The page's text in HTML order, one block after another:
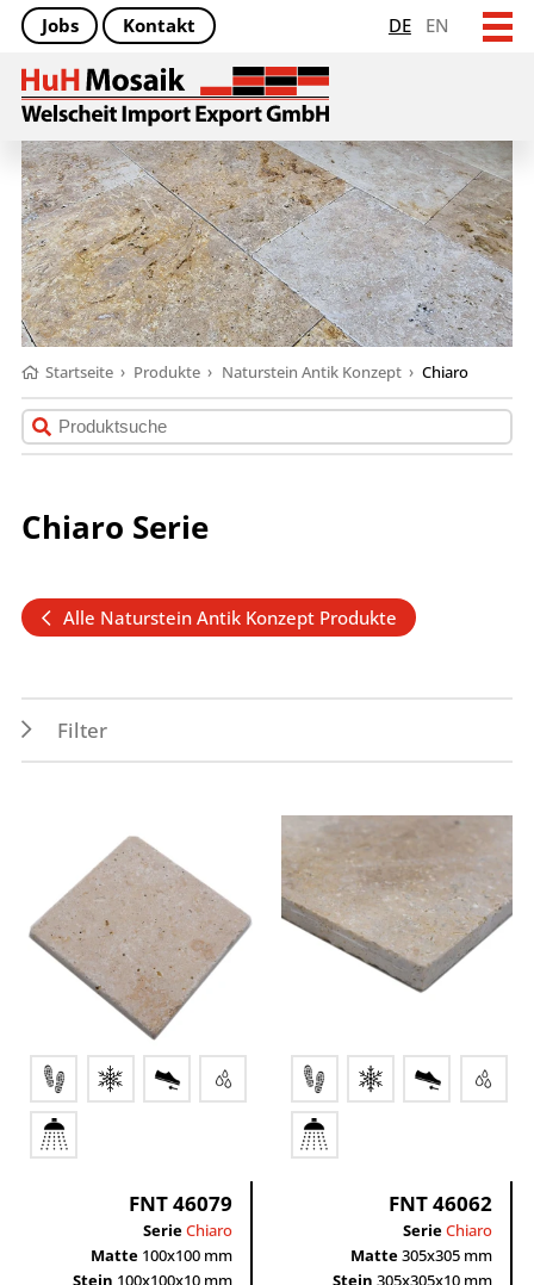
DE EN
Jobs Kontakt
Startseite › Produkte › Naturstein Antik Konzept › Chiaro
Chiaro Serie
Alle Naturstein Antik Konzept Produkte
Filter
Frostbeständig
Nassbereich
Rutschhemmung
Spritzwasserbereich
Außen
Boden
Innen
Wand
Formen
Hexagon
Multiverbund
Profil
Quadrat
FNT 46079
SerieChiaro
Matte100x100 mm
Stein 100x100x10 mm
FNT 46062
SerieChiaro
Matte305x305 mm
Stein 305x305x10 mm